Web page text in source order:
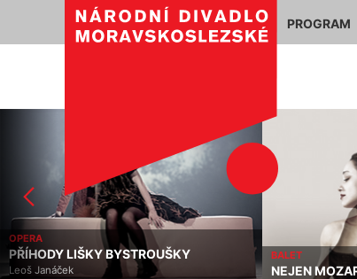
PROGRAM
LIŠKY BYSTROUŠKY
Janáček
BALET
NEJEN MOZART!